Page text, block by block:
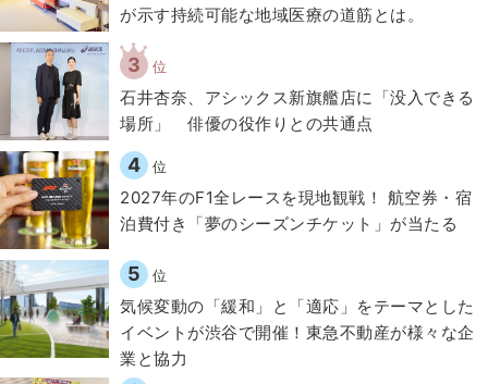
が示す持続可能な地域医療の道筋とは。
3 位
石井杏奈、アシックス新旗艦店に「没入できる
場所」 俳優の役作りとの共通点
4 位
2027年のF1全レースを現地観戦！ 航空券・宿
泊費付き「夢のシーズンチケット」が当たる
5 位
気候変動の「緩和」と「適応」をテーマとした
イベントが渋谷で開催！東急不動産が様々な企
業と協力